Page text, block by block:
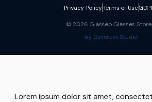
© 2026 Glasseo Glasses Store
by Deverust Studio
Privacy PolicyTerms of Use
Lorem ipsum dolor sit amet,